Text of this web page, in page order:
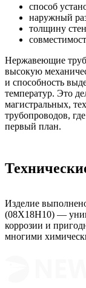
способ
наружный
толщину
Нержавеющие
высокую
и способность
температур. Это
магистральных,
трубопроводов,
первый план.
Изделие
(08Х18Н10) —
коррозии и
многими